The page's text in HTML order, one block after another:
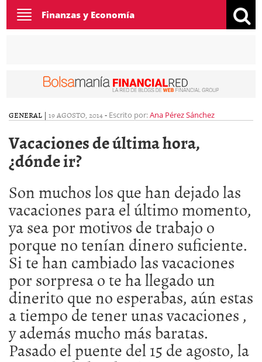
Toggle
navigation
Finanzas y Economía
GENERAL | 19 AGOSTO, 2014- Escrito por:Ana Pérez Sánchez
Vacaciones de última hora,
¿dónde ir?
Son muchos los que han dejado las
vacaciones para el último momento,
ya sea por motivos de trabajo o
porque no tenían dinero suficiente.
Si te han cambiado las vacaciones
por sorpresa o te ha llegado un
dinerito que no esperabas, aún estas
a tiempo de tener unas vacaciones ,
y además mucho más baratas.
Pasado el puente del 15 de agosto, la